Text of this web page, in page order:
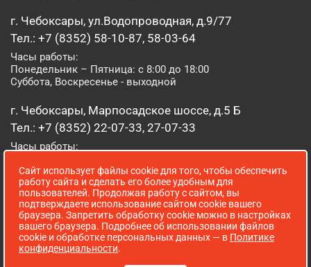
г. Чебоксары, ул.Водопроводная, д.9/77
Тел.: +7 (8352) 58-10-87, 58-03-64
Часы работы:
Понедельник – Пятница: с 8:00 до 18:00
Суббота, Воскресенье - выходной
г. Чебоксары, Марпосадское шоссе, д.5 Б
Тел.: +7 (8352) 22-07-33, 27-07-33
Часы работы:
Суббота, Воскресенье: с 8:00 до 16:00
г. Йошкар-Ола, ул. Луначарского, д. 52 А
Тел.: (8362) 41-07-31
Часы работы:
Понедельник – Пятница: с 8:00 до 18:00
Сайт использует файлы cookie для того, чтобы обеспечить
работу сайта и сделать его более удобным для
пользователей. Продолжая работу с сайтом, вы
подтверждаете использование сайтом cookie вашего
браузера. Запретить обработку cookie можно в настройках
вашего браузера. Подробнее об использовании файлов
cookie и обработке персональных данных — в Политике
конфиденциальности.